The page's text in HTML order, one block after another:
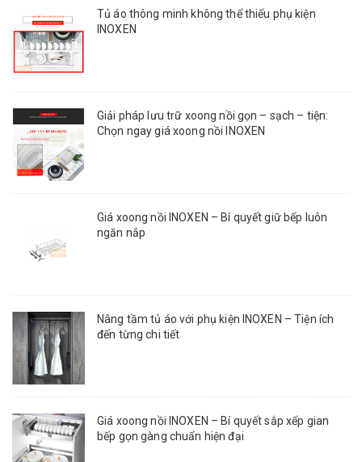
Tủ áo thông minh không thể thiếu phụ kiện
INOXEN
Giải pháp lưu trữ xoong nồi gọn – sạch – tiện:
Chọn ngay giá xoong nồi INOXEN
Giá xoong nồi INOXEN – Bí quyết giữ bếp luôn
ngăn nắp
Nâng tầm tủ áo với phụ kiện INOXEN – Tiện ích
đến từng chi tiết
Giá xoong nồi INOXEN – Bí quyết sắp xếp gian
bếp gọn gàng chuẩn hiện đại